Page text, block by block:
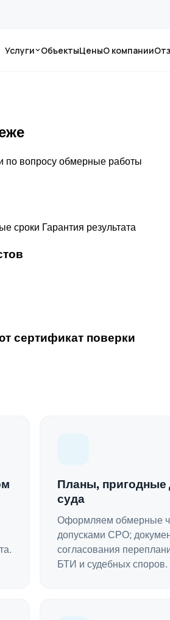
Услуги ОбъектыЦеныО компании
по вопросу обмерные работы
сроки Гарантия результата
сертификат поверки
Планы, пригодные
суда
Оформляем обмерные
допусками СРО;
согласования
БТИ и судебных споров.